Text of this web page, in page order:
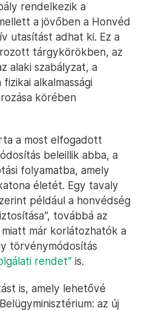
rendelkezik a
a jövőben a Honvéd
utasítást adhat ki. Ez a
tárgykörökben, az
alaki szabályzat, a
alkalmassági
körében
a most elfogadott
beleillik abba, a
folyamatba, amely
életét. Egy tavaly
például a honvédség
továbbá az
már korlátozhatók a
törvénymódosítás
rendet” is.
is, amely lehetővé
az új